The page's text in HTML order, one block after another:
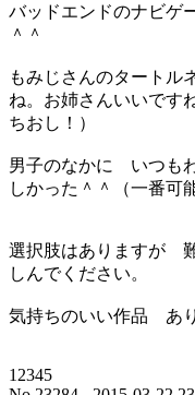
バッドエンドのナビゲ
＾＾
もみじさんのタート
ね。お姉さんいいです
ちおし！）
男子のなかに いつも
しかった＾＾（一番可
選択肢はありますが
しんでください。
気持ちのいい作品 あ
12345